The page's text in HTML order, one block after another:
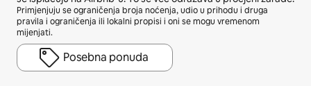
Primjenjuju se ograničenja broja noćenja, udio u prihodu i druga
pravila i ograničenja ili lokalni propisi i oni se mogu vremenom
mijenjati.
Posebna ponuda